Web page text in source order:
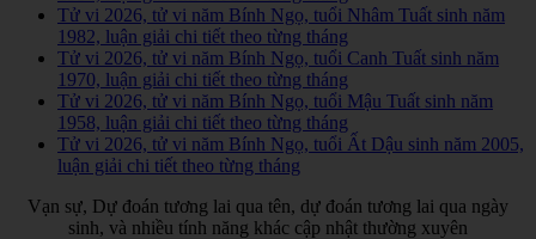
Tử vi 2026, tử vi năm Bính Ngọ, tuổi Nhâm Tuất sinh năm
1982, luận giải chi tiết theo từng tháng
Tử vi 2026, tử vi năm Bính Ngọ, tuổi Canh Tuất sinh năm
1970, luận giải chi tiết theo từng tháng
Tử vi 2026, tử vi năm Bính Ngọ, tuổi Mậu Tuất sinh năm
1958, luận giải chi tiết theo từng tháng
Tử vi 2026, tử vi năm Bính Ngọ, tuổi Ất Dậu sinh năm 2005,
luận giải chi tiết theo từng tháng
Vạn sự, Dự đoán tương lai qua tên, dự đoán tương lai qua ngày
sinh, và nhiều tính năng khác cập nhật thường xuyên